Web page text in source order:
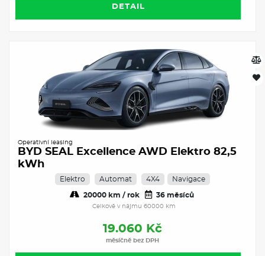
DETAIL
Operativní leasing
BYD SEAL Excellence AWD Elektro 82,5
kWh
Elektro Automat 4X4 Navigace
20000 km / rok 36 měsíců
Celkově v nájmu 60000 km
19.060 Kč
měsíčně bez DPH